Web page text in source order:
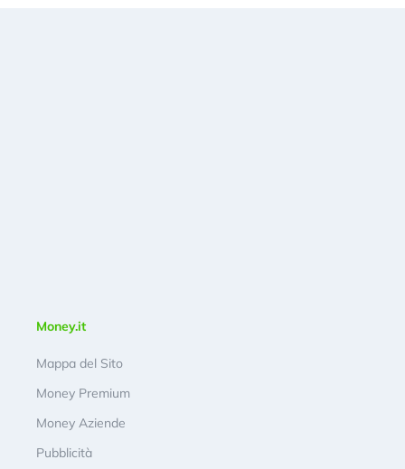
Money.it
Mappa del Sito
Money Premium
Money Aziende
Pubblicità